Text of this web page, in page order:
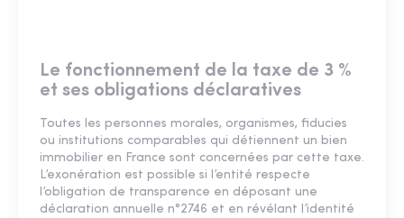
Le fonctionnement de la taxe de 3 %
et ses obligations déclaratives
Toutes les personnes morales, organismes, fiducies
ou institutions comparables qui détiennent un bien
immobilier en France sont concernées par cette taxe.
L’exonération est possible si l’entité respecte
l’obligation de transparence en déposant une
déclaration annuelle n°2746 et en révélant l’identité